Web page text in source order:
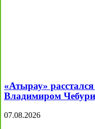
«Атырау»
Владимиром
07.08.2026